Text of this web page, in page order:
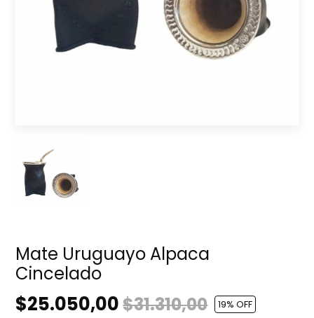
Mate Uruguayo Alpaca
Cincelado
$25.050,00$31.310,00 19% OFF